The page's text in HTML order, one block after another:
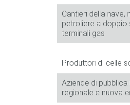
Cantieri della nave,
petroliere a doppio
terminali gas
Produttori di celle
Aziende di
regionale e nuova